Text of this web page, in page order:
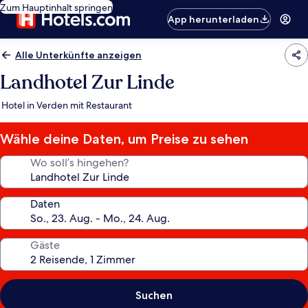
Zum Hauptinhalt springen
App herunterladen
Alle Unterkünfte anzeigen
Landhotel Zur Linde
Hotel in Verden mit Restaurant
Wähle deine Daten, um Preise zu sehen
Wo soll’s hingehen?
Daten
Gäste
Suchen